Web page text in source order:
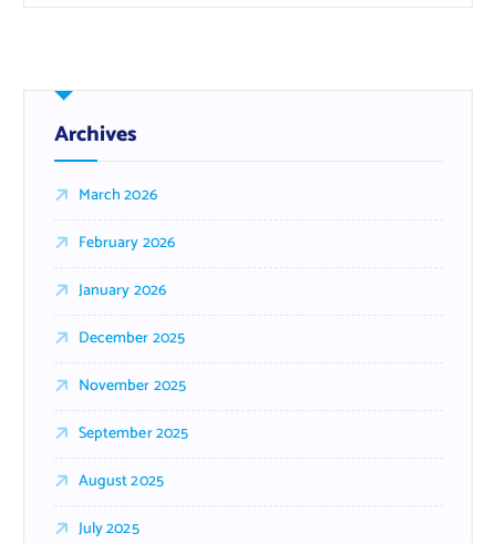
Archives
March 2026
February 2026
January 2026
December 2025
November 2025
September 2025
August 2025
July 2025